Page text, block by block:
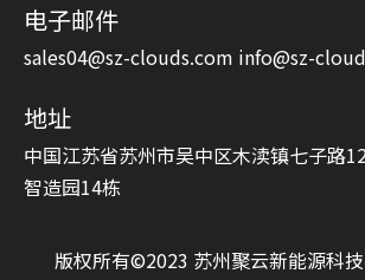
电子邮件
sales04@sz-clouds.com info@sz-
地址
中国江苏省苏州市吴中区木渎镇七子路
智造园14栋
版权所有©2023 苏州聚云新能源科